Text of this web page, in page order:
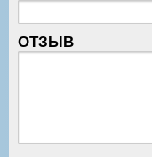
ОТЗЫВ